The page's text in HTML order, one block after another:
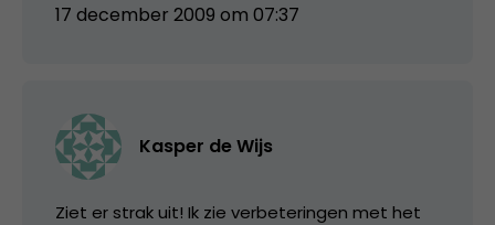
17 december 2009 om 07:37
Kasper de Wijs
Ziet er strak uit! Ik zie verbeteringen met het